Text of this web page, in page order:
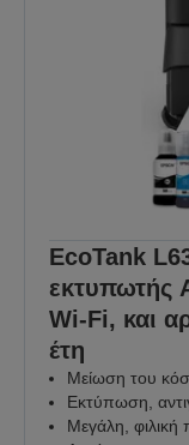
EcoTank
εκτυπωτής
Wi-Fi, και
έτη
Μείωση του
Εκτύπωση,
Μεγάλη,